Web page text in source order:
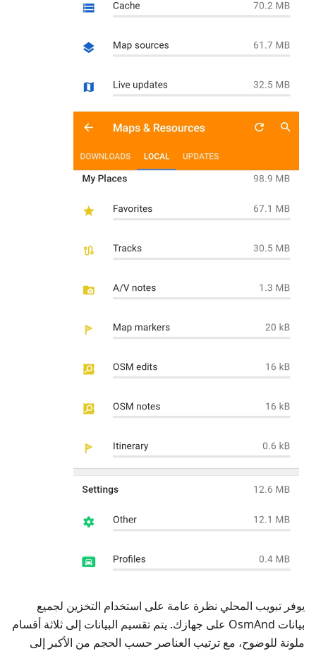
يوفر تبويب المحلي نظرة عامة على استخدام التخزين لجميع
بيانات OsmAnd على جهازك. يتم تقسيم البيانات إلى ثلاثة أقسام
ملونة للوضوح، مع ترتيب العناصر حسب الحجم من الأكبر إلى